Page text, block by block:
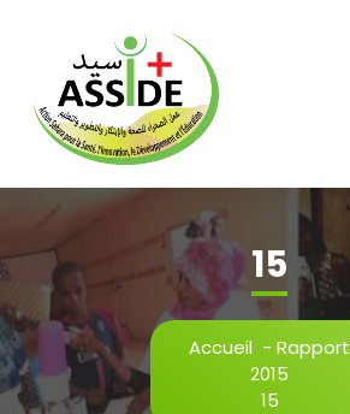
contenu
15
Accueil - Rapport
2015
15